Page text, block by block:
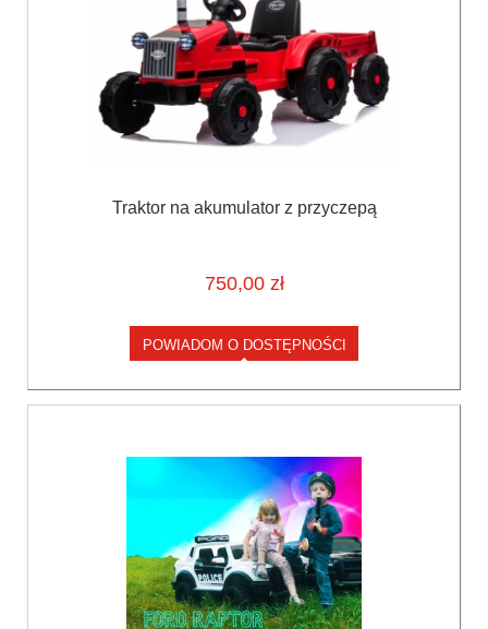
Traktor na akumulator z przyczepą
750,00 zł
POWIADOM O DOSTĘPNOŚCI